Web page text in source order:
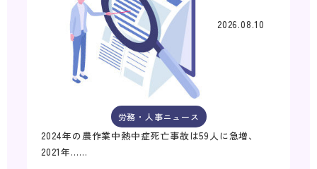
2026.08.10
労務・人事ニュース
2024年の農作業中熱中症死亡事故は59人に急増、
2021年……